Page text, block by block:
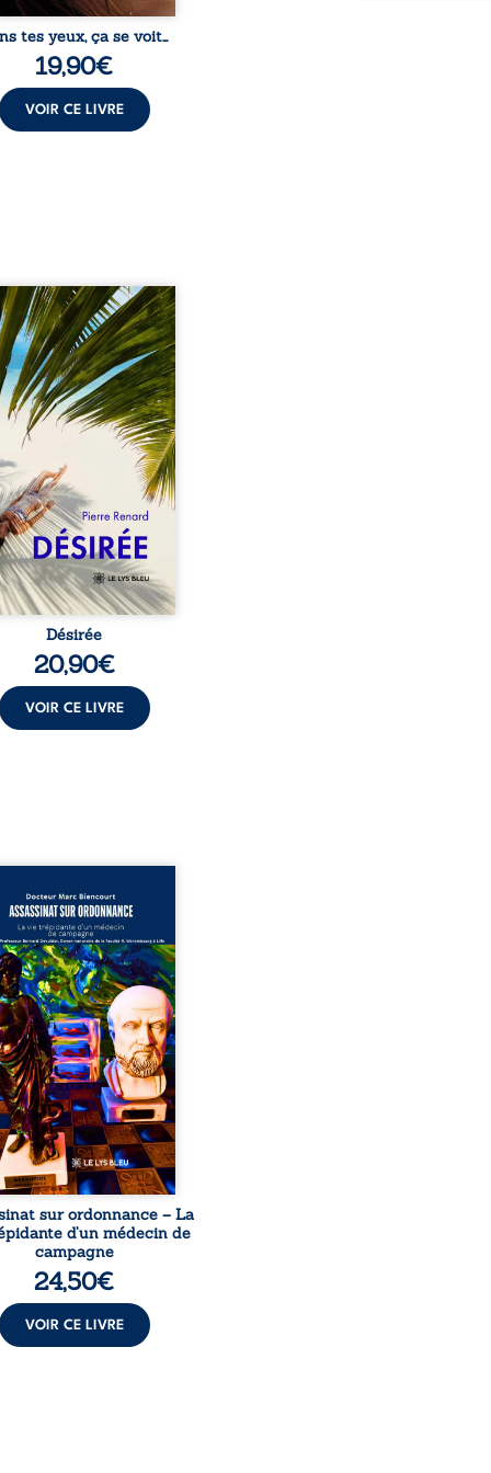
tes yeux, ça se voit…
19,90€
VOIR CE LIVRE
Pierre, jeune retraité,
qu’il est devenu une
femme métissée de
ans. À peine a-t-il
à apprivoiser ce
corps qu’Ange surgit
sa vie et fait vaciller
ses certitudes. Entre
est immédiate,
jusqu’à ce qu’un
familial fasse planer
: et s’ils étaient
demi-frère et ...
Désirée
20,90€
VOIR CE LIVRE
sur ordonnance –
trépidante d’un médecin
est la réédition
et actualisée du
du Docteur Marc
ancien médecin de
qui revient sur son
médical, syndical et
Depuis septembre
il raconte le long combat
conduit à être écarté du
médical, malgré une
de première instance
sur ordonnance – La
d’un médecin de
campagne
24,50€
VOIR CE LIVRE